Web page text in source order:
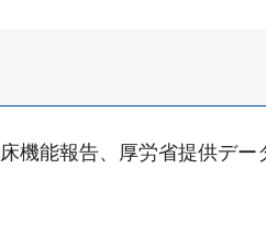
機能報告、厚労省提供デー